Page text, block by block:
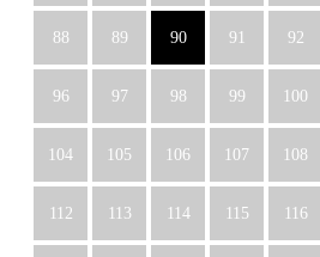
88 89 90 91 92
96 97 98 99 100
104 105 106 107 108
112 113 114 115 116